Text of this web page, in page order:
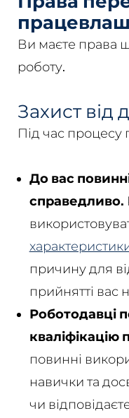
Ви маєте права
роботу.
Захист від
Під час
До вас
справедливо.
причину для
прийнятті вас
Роботодавці
кваліфікацію
повинні
навички та
чи